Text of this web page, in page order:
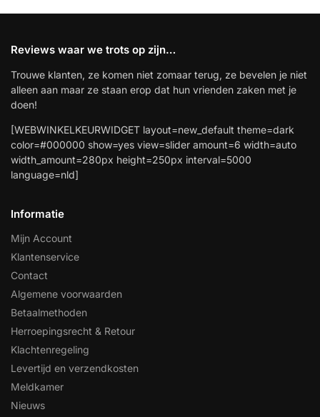
Reviews waar we trots op zijn…
Trouwe klanten, ze komen niet zomaar terug, ze bevelen je niet
alleen aan maar ze staan erop dat hun vrienden zaken met je
doen!
[WEBWINKELKEURWIDGET layout=new_default theme=dark
color=#000000 show=yes view=slider amount=6 width=auto
width_amount=280px height=250px interval=5000
language=nld]
Informatie
Mijn Account
Klantenservice
Contact
Algemene voorwaarden
Betaalmethoden
Herroepingsrecht & Retour
Klachtenregeling
Levertijd en verzendkosten
Meldkamer
Nieuws